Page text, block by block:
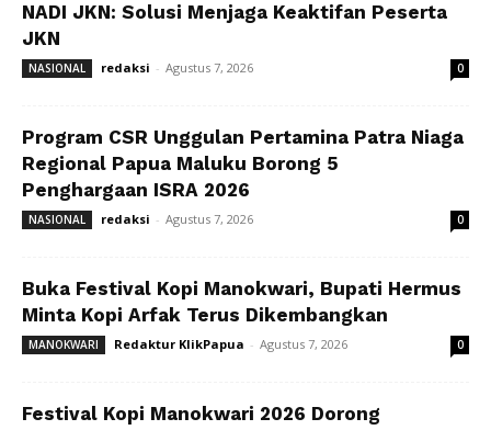
NADI JKN: Solusi Menjaga Keaktifan Peserta
JKN
NASIONAL redaksi - Agustus 7, 2026 0
Program CSR Unggulan Pertamina Patra Niaga
Regional Papua Maluku Borong 5
Penghargaan ISRA 2026
NASIONAL redaksi - Agustus 7, 2026 0
Buka Festival Kopi Manokwari, Bupati Hermus
Minta Kopi Arfak Terus Dikembangkan
MANOKWARI Redaktur KlikPapua - Agustus 7, 2026 0
Festival Kopi Manokwari 2026 Dorong